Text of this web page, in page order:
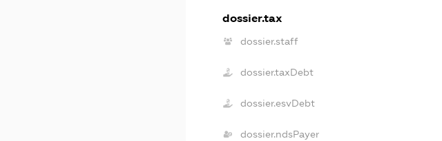
dossier.tax
dossier.staff
dossier.taxDebt
dossier.esvDebt
dossier.ndsPayer